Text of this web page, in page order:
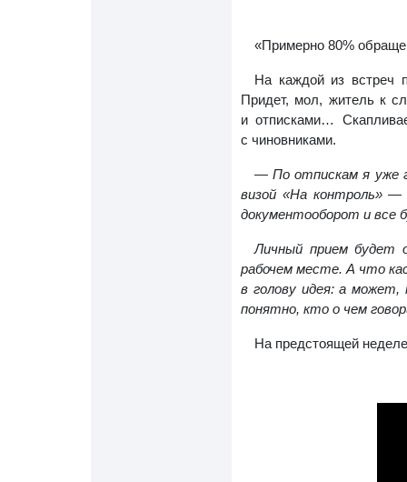
«Примерно 80%
На каждой из встреч
Придет, мол, житель к
и отписками…
с чиновниками.
— По отпискам я уже
визой «На контроль»
документооборот и все
Личный прием будет
рабочем месте. А что
в голову идея: а
понятно, кто о чем
На предстоящей